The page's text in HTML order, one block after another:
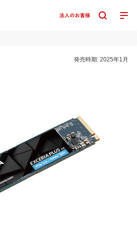
発売時期:2025年1月